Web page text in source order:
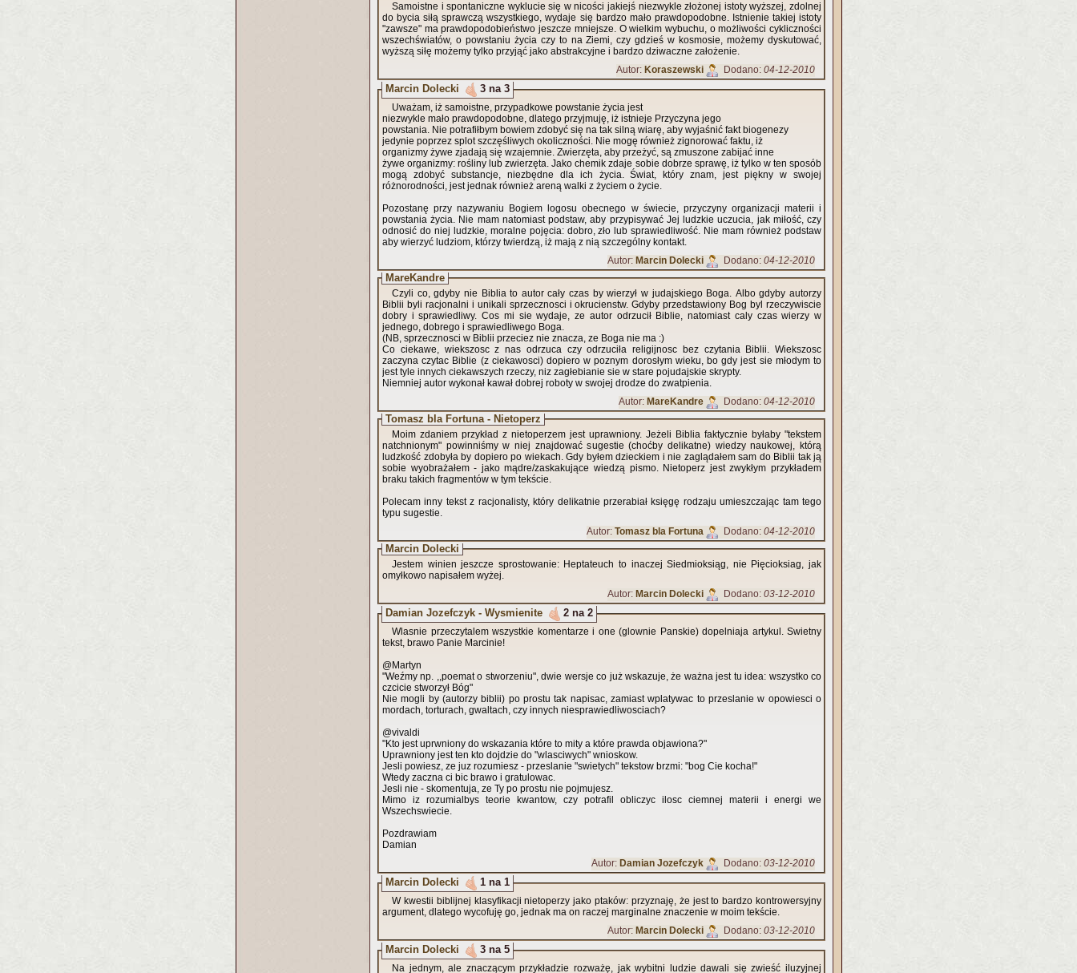
Samoistne i spontaniczne wyklucie się w nicości jakiejś niezwykle złożonej istoty wyższej, zdolnej
do bycia siłą sprawczą wszystkiego, wydaje się bardzo mało prawdopodobne. Istnienie takiej istoty
"zawsze" ma prawdopodobieństwo jeszcze mniejsze. O wielkim wybuchu, o możliwości cykliczności
wszechświatów, o powstaniu życia czy to na Ziemi, czy gdzieś w kosmosie, możemy dyskutować,
wyższą siłę możemy tylko przyjąć jako abstrakcyjne i bardzo dziwaczne założenie.
Autor: Koraszewski Dodano: 04-12-2010
Marcin Dolecki 3 na 3
Uważam, iż samoistne, przypadkowe powstanie życia jest
niezwykle mało prawdopodobne, dlatego przyjmuję, iż istnieje Przyczyna jego
powstania. Nie potrafiłbym bowiem zdobyć się na tak silną wiarę, aby wyjaśnić fakt biogenezy
jedynie poprzez splot szczęśliwych okoliczności. Nie mogę również zignorować faktu, iż
organizmy żywe zjadają się wzajemnie. Zwierzęta, aby przeżyć, są zmuszone zabijać inne
żywe organizmy: rośliny lub zwierzęta. Jako chemik zdaje sobie dobrze sprawę, iż tylko w ten sposób
mogą zdobyć substancje, niezbędne dla ich życia. Świat, który znam, jest piękny w swojej
różnorodności, jest jednak również areną walki z życiem o życie.
Pozostanę przy nazywaniu Bogiem logosu obecnego w świecie, przyczyny organizacji materii i
powstania życia. Nie mam natomiast podstaw, aby przypisywać Jej ludzkie uczucia, jak miłość, czy
odnosić do niej ludzkie, moralne pojęcia: dobro, zło lub sprawiedliwość. Nie mam również podstaw
aby wierzyć ludziom, którzy twierdzą, iż mają z nią szczególny kontakt.
Autor: Marcin Dolecki Dodano: 04-12-2010
MareKandre
Czyli co, gdyby nie Biblia to autor cały czas by wierzył w judajskiego Boga. Albo gdyby autorzy
Biblii byli racjonalni i unikali sprzecznosci i okrucienstw. Gdyby przedstawiony Bog byl rzeczywiscie
dobry i sprawiedliwy. Cos mi sie wydaje, ze autor odrzucił Biblie, natomiast caly czas wierzy w
jednego, dobrego i sprawiedliwego Boga.
(NB, sprzecznosci w Biblii przeciez nie znacza, ze Boga nie ma :)
Co ciekawe, wiekszosc z nas odrzuca czy odrzuciła religijnosc bez czytania Biblii. Wiekszosc
zaczyna czytac Biblie (z ciekawosci) dopiero w poznym dorosłym wieku, bo gdy jest sie młodym to
jest tyle innych ciekawszych rzeczy, niz zagłebianie sie w stare pojudajskie skrypty.
Niemniej autor wykonał kawał dobrej roboty w swojej drodze do zwatpienia.
Autor: MareKandre Dodano: 04-12-2010
Tomasz bla Fortuna - Nietoperz
Moim zdaniem przykład z nietoperzem jest uprawniony. Jeżeli Biblia faktycznie byłaby "tekstem
natchnionym" powinniśmy w niej znajdować sugestie (choćby delikatne) wiedzy naukowej, którą
ludzkość zdobyła by dopiero po wiekach. Gdy byłem dzieckiem i nie zaglądałem sam do Biblii tak ją
sobie wyobrażałem - jako mądre/zaskakujące wiedzą pismo. Nietoperz jest zwykłym przykładem
braku takich fragmentów w tym tekście.
Polecam inny tekst z racjonalisty, który delikatnie przerabiał księgę rodzaju umieszczając tam tego
typu sugestie.
Autor: Tomasz bla Fortuna Dodano: 04-12-2010
Marcin Dolecki
Jestem winien jeszcze sprostowanie: Heptateuch to inaczej Siedmioksiąg, nie Pięcioksiag, jak
omyłkowo napisałem wyżej.
Autor: Marcin Dolecki Dodano: 03-12-2010
Damian Jozefczyk - Wysmienite 2 na 2
Wlasnie przeczytalem wszystkie komentarze i one (glownie Panskie) dopelniaja artykul. Swietny
tekst, brawo Panie Marcinie!
@Martyn
"Weźmy np. ,,poemat o stworzeniu", dwie wersje co już wskazuje, że ważna jest tu idea: wszystko co
czcicie stworzył Bóg"
Nie mogli by (autorzy biblii) po prostu tak napisac, zamiast wplatywac to przeslanie w opowiesci o
mordach, torturach, gwaltach, czy innych niesprawiedliwosciach?
@vivaldi
"Kto jest uprwniony do wskazania które to mity a które prawda objawiona?"
Uprawniony jest ten kto dojdzie do "wlasciwych" wnioskow.
Jesli powiesz, ze juz rozumiesz - przeslanie "swietych" tekstow brzmi: "bog Cie kocha!"
Wtedy zaczna ci bic brawo i gratulowac.
Jesli nie - skomentuja, ze Ty po prostu nie pojmujesz.
Mimo iz rozumialbys teorie kwantow, czy potrafil obliczyc ilosc ciemnej materii i energi we
Wszechswiecie.
Pozdrawiam
Damian
Autor: Damian Jozefczyk Dodano: 03-12-2010
Marcin Dolecki 1 na 1
W kwestii biblijnej klasyfikacji nietoperzy jako ptaków: przyznaję, że jest to bardzo kontrowersyjny
argument, dlatego wycofuję go, jednak ma on raczej marginalne znaczenie w moim tekście.
Autor: Marcin Dolecki Dodano: 03-12-2010
Marcin Dolecki 3 na 5
Na jednym, ale znaczącym przykładzie rozważę, jak wybitni ludzie dawali się zwieść iluzyjnej